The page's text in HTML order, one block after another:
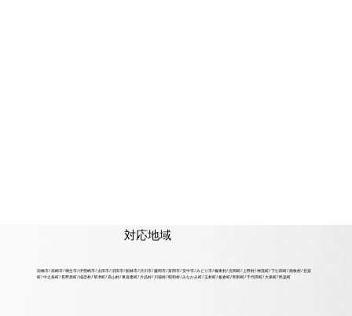
対応地域
前橋市/高崎市/桐生市/伊勢崎市/太田市/沼田市/館林市/渋川市/藤岡市/富岡市/安中市/みどり市/榛東村/吉岡町/上野村/神流町/下仁田町/南牧村/甘楽
町/中之条町/長野原町/嬬恋村/草津町/高山村/東吾妻町/片品村/川場村/昭和村/みなかみ町/玉村町/板倉町/明和町/千代田町/大泉町/邑楽町